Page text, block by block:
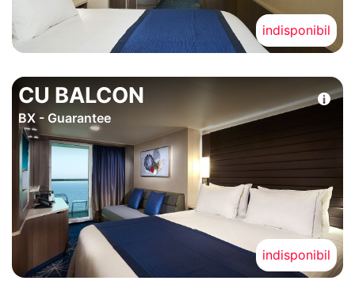
indisponibil
CU BALCON
BX - Guarantee
indisponibil